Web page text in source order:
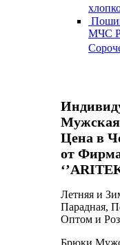
МЧС
Цена в
от
Летняя и
Парадная,
Оптом и
Брюки